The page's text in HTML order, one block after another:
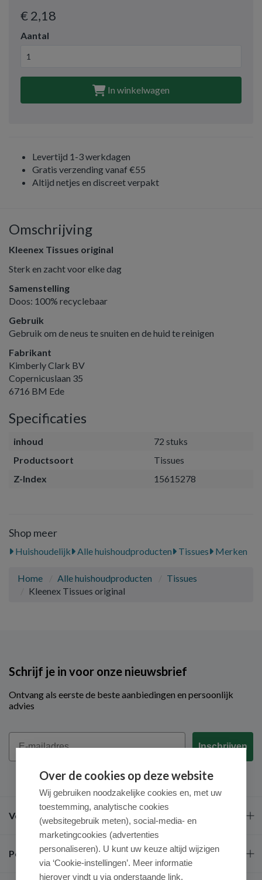
€ 2,18
Aantal
In winkelwagen
Levertijd 1-3 werkdagen
Gratis verzending vanaf €55
Altijd netjes en discreet verpakt
Omschrijving
Kleenex Tissues original
Sterk en zacht voor elke dag
Samenstelling
Doos: 100% recyclebaar
Gebruik
Gebruik om de neus te snuiten en de huid te reinigen
Fabrikant
Kimberly Clark BV
Copernicuslaan 35
6716 BM Ede
Specificaties
inhoud
72 stuks
Productsoort
Tissues
Z-Index
15615278
Shop meer
Huishoudelijk Alle huishoudproducten Tissues Merken
Home Alle huishoudproducten
Tissues
Kleenex Tissues original
Schrijf je in voor onze nieuwsbrief
Ontvang als eerste de beste aanbiedingen en persoonlijk
advies
Email
Inschrijven
Veel gestelde vragen
Populaire merken
Over de cookies op deze website
Wij gebruiken noodzakelijke cookies en, met uw
toestemming, analytische cookies
(websitegebruik meten), social-media- en
marketingcookies (advertenties
personaliseren). U kunt uw keuze altijd wijzigen
via ‘Cookie-instellingen’. Meer informatie
hierover vindt u via onderstaande link.